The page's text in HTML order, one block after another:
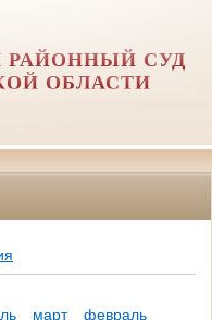
РАЙОННЫЙ СУД
ОБЛАСТИ
март
февраль